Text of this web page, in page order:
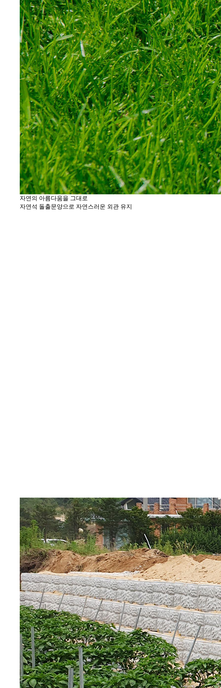
자연의 아름다움을 그대로
자연석 돌출문양으로 자연스러운 외관 유지